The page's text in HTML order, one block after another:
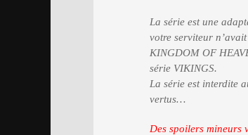
La série est une
votre serviteur
KINGDOM OF
série VIKINGS.
La série est interdite
vertus…
Des spoilers mineurs